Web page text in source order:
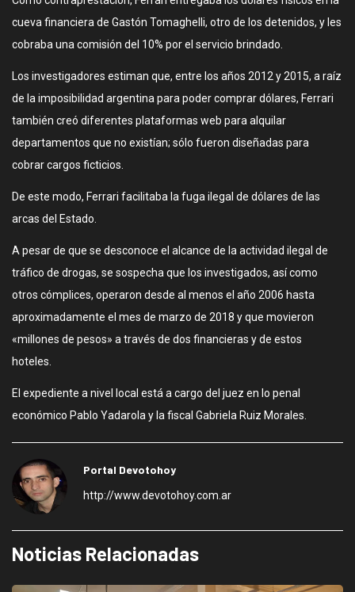
cueva financiera de Gastón Tomaghelli, otro de los detenidos, y les
cobraba una comisión del 10% por el servicio brindado.
Los investigadores estiman que, entre los años 2012 y 2015, a raíz
de la imposibilidad argentina para poder comprar dólares, Ferrari
también creó diferentes plataformas web para alquilar
departamentos que no existían; sólo fueron diseñadas para
cobrar cargos ficticios.
De este modo, Ferrari facilitaba la fuga ilegal de dólares de las
arcas del Estado.
A pesar de que se desconoce el alcance de la actividad ilegal de
tráfico de drogas, se sospecha que los investigados, así como
otros cómplices, operaron desde al menos el año 2006 hasta
aproximadamente el mes de marzo de 2018 y que movieron
«millones de pesos» a través de dos financieras y de estos
hoteles.
El expediente a nivel local está a cargo del juez en lo penal
económico Pablo Yadarola y la fiscal Gabriela Ruiz Morales.
Portal Devotohoy
http://www.devotohoy.com.ar
Noticias Relacionadas